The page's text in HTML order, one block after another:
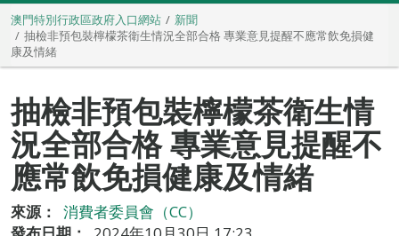
澳門特別行政區政府入口網站
新聞
抽檢非預包裝檸檬茶衛生情況全部合格 專業意見提醒不應常飲免損健
康及情緒
抽檢非預包裝檸檬茶衛生情
況全部合格 專業意見提醒不
應常飲免損健康及情緒
來源：
消費者委員會（CC）